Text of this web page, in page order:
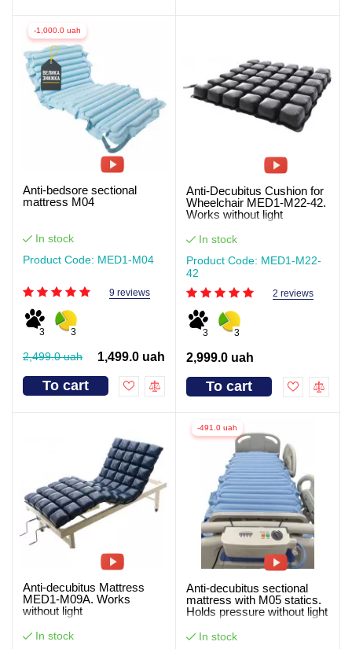
-1,000.0 uah
Anti-bedsore sectional
mattress M04
In stock
Product Code: MED1-M04
9 reviews
3 3
2,499.0 uah 1,499.0 uah
To cart
Anti-Decubitus Cushion for
Wheelchair MED1-M22-42.
Works without light
In stock
Product Code: MED1-M22-
42
2 reviews
3 3
2,999.0 uah
To cart
Anti-decubitus Mattress
MED1-M09A. Works
without light
In stock
-491.0 uah
Anti-decubitus sectional
mattress with M05 statics.
Holds pressure without light
In stock